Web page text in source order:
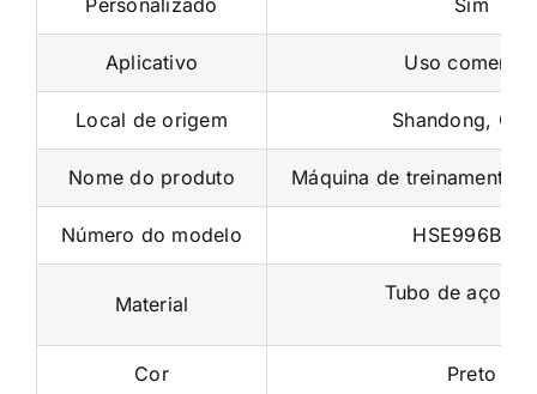
Local de origem Shandong,
Nome do produto Máquina de treinamento
Número do modelo HSE996B M8
Tubo de aço
Preto
Função Construção